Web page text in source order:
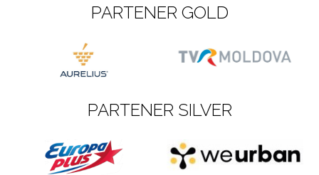
PARTENER GOLD
PARTENER SILVER